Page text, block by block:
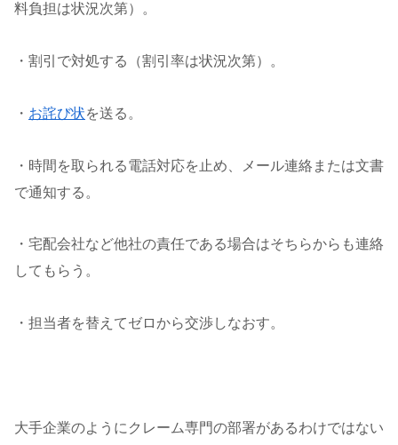
料負担は状況次第）。
・割引で対処する（割引率は状況次第）。
・ お詫び状を送る。
・時間を取られる電話対応を止め、メール連絡または文書
で通知する。
・宅配会社など他社の責任である場合はそちらからも連絡
してもらう。
・担当者を替えてゼロから交渉しなおす。
大手企業のようにクレーム専門の部署があるわけではない